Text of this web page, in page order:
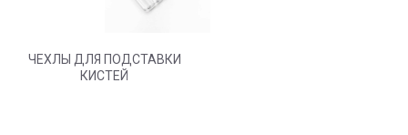
ЧЕХЛЫ ДЛЯ ПОДСТАВКИ
КИСТЕЙ